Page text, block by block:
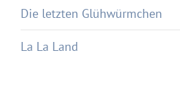
Die letzten Glühwürmchen
La La Land